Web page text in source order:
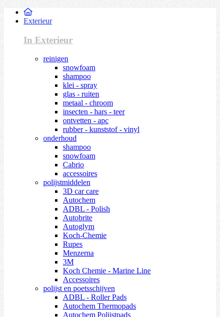
Exterieur
In Exterieur
reinigen
snowfoam
shampoo
klei - spray
glas - ruiten
metaal - chroom
insecten - hars - teer
ontvetten - apc
rubber - kunststof - vinyl
onderhoud
shampoo
snowfoam
Cabrio
accessoires
polijstmiddelen
3D car care
Autochem
ADBL - Polish
Autobrite
Autoglym
Koch-Chemie
Rupes
Menzerna
3M
Koch Chemie - Marine Line
Accessoires
polijst en poetsschijven
ADBL - Roller Pads
Autochem Thermopads
Autochem Polijstpads